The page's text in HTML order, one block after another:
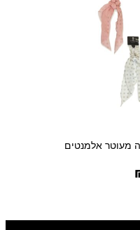
מעוטר אלמנטים